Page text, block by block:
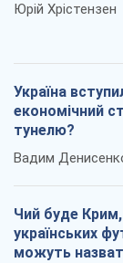
Юрій Хрістензен
Україна
економічний
тунелю?
Вадим
Чий буде
українських
можуть